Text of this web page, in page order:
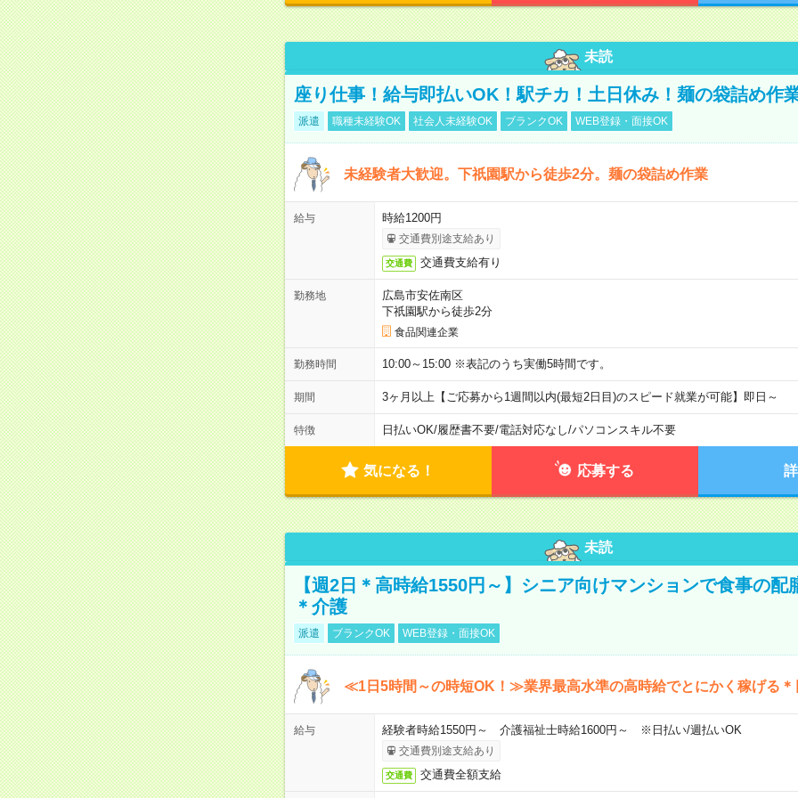
未読
座り仕事！給与即払いOK！駅チカ！土日休み！麺の袋詰め作
派遣 職種未経験OK 社会人未経験OK ブランクOK WEB登録・面接OK
未経験者大歓迎。下祇園駅から徒歩2分。麺の袋詰め作業
給与 時給1200円
交通費別途支給あり
交通費 交通費支給有り
勤務地
広島市安佐南区
下祇園駅から徒歩2分
食品関連企業
勤務時間 10:00～15:00 ※表記のうち実働5時間です。
期間 3ヶ月以上【ご応募から1週間以内(最短2日目)のスピード就業が可能】即日～
特徴 日払いOK/履歴書不要/電話対応なし/パソコンスキル不要
気になる！ 応募する
未読
【週2日＊高時給1550円～】シニア向けマンションで食事の配
＊介護
派遣 ブランクOK WEB登録・面接OK
≪1日5時間～の時短OK！≫業界最高水準の高時給でとにかく稼げる＊
給与 経験者時給1550円～ 介護福祉士時給1600円～ ※日払い/週払いOK
交通費別途支給あり
交通費 交通費全額支給